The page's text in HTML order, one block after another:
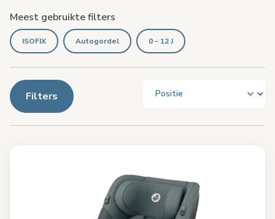
Meest gebruikte filters
ISOFIX Autogordel 0 - 12 J
Filters